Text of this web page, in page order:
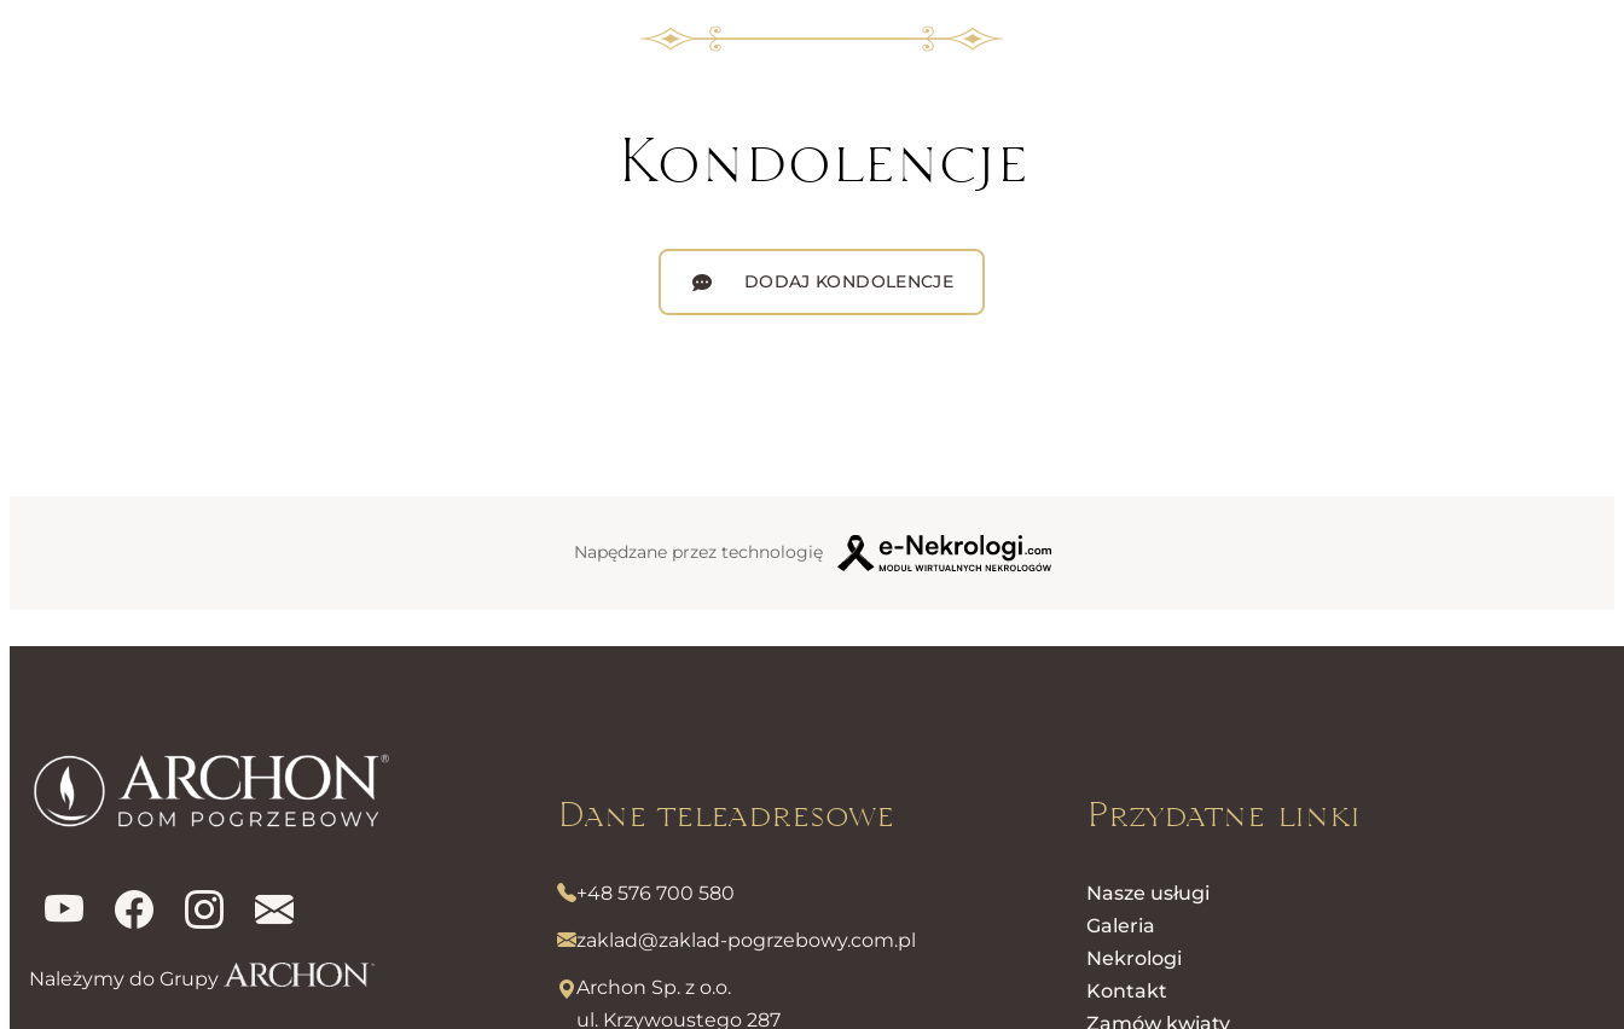
Kondolencje
DODAJ KONDOLENCJE
Napędzane przez technologię
Należymy do Grupy
Dane teleadresowe
+48 576 700 580
zaklad@zaklad-pogrzebowy.com.pl
Archon Sp. z o.o.
ul. Krzywoustego 287
Przydatne linki
Nasze usługi
Galeria
Nekrologi
Kontakt
Zamów kwiaty